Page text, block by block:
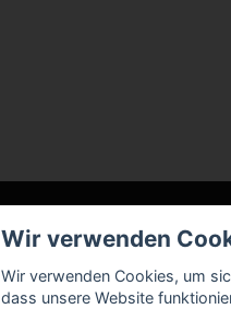
Wir verwenden
Wir verwenden Cookies, um
dass unsere Website